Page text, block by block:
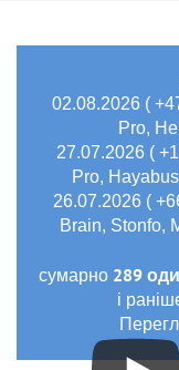
02.08.2026 (
Pro,
27.07.2026 (
Pro,
26.07.2026 (
Brain, Stonfo,
сумарно 289
і